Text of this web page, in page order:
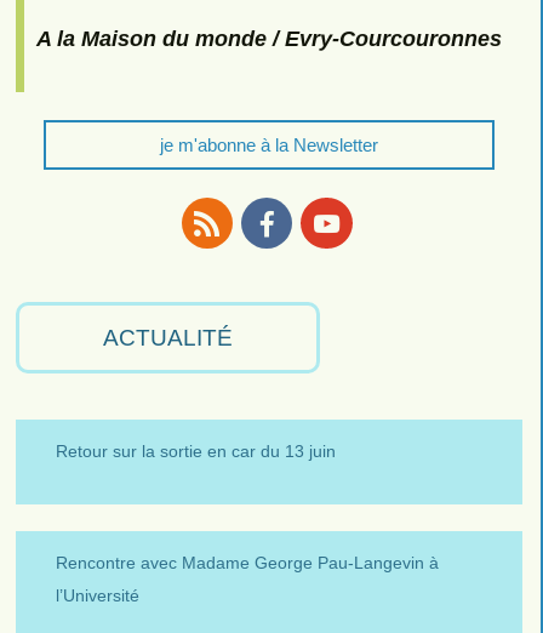
A la Maison du monde / Evry-Courcouronnes
je m'abonne à la Newsletter
ACTUALITÉ
Retour sur la sortie en car du 13 juin
Rencontre avec Madame George Pau-Langevin à
l’Université